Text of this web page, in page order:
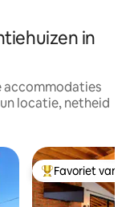
in
accommodaties
locatie, netheid
Topfavoriet van
Favoriet van